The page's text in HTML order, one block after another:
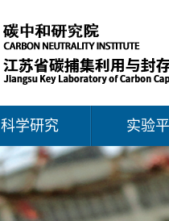
科学研究 实验